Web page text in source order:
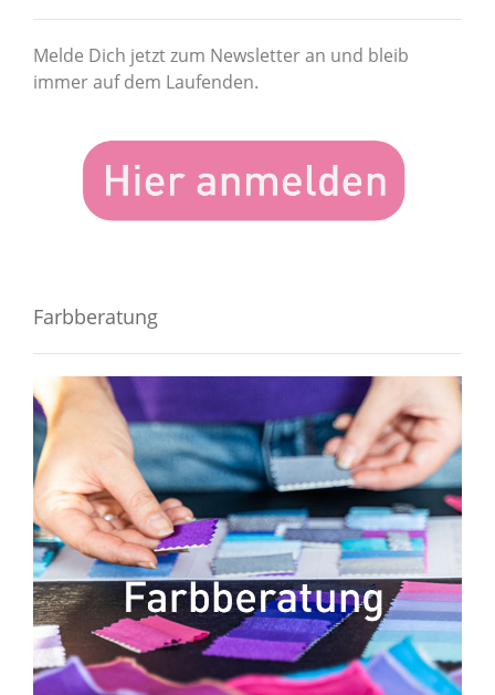
Melde Dich jetzt zum Newsletter an und bleib
immer auf dem Laufenden.
Farbberatung